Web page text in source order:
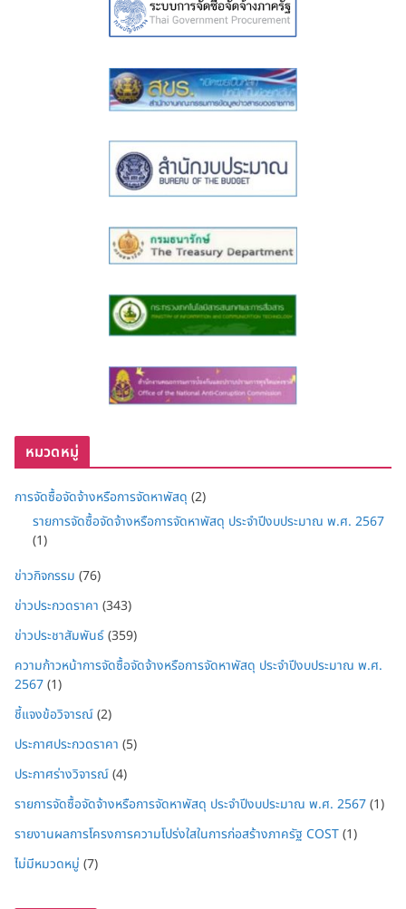
หมวดหมู่
การจัดซื้อจัดจ้างหรือการจัดหาพัสดุ (2)
รายการจัดซื้อจัดจ้างหรือการจัดหาพัสดุ ประจำปีงบประมาณ พ.ศ. 2567
(1)
ข่าวกิจกรรม (76)
ข่าวประกวดราคา (343)
ข่าวประชาสัมพันธ์(359)
ความก้าวหน้าการจัดซื้อจัดจ้างหรือการจัดหาพัสดุ ประจำปีงบประมาณ พ.ศ.
2567(1)
ชี้แจงข้อวิจารณ์(2)
ประกาศประกวดราคา (5)
ประกาศร่างวิจารณ์(4)
รายการจัดซื้อจัดจ้างหรือการจัดหาพัสดุ ประจำปีงบประมาณ พ.ศ. 2567(1)
รายงานผลการโครงการความโปร่งใสในการก่อสร้างภาครัฐ COST(1)
ไม่มีหมวดหมู่ (7)